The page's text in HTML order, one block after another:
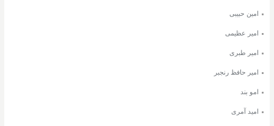
امین حبیبی
امیر عظیمی
امیر طبری
امیر حافظ رنجبر
امو بند
امید آمری